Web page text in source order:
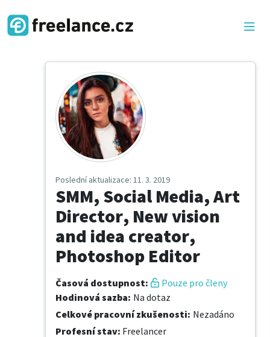
Poslední aktualizace: 11. 3. 2019
SMM, Social Media, Art
Director, New vision
and idea creator,
Photoshop Editor
Časová dostupnost:
Pouze pro členy
Hodinová sazba: Na dotaz
Celkové pracovní zkušenosti: Nezadáno
Profesní stav: Freelancer